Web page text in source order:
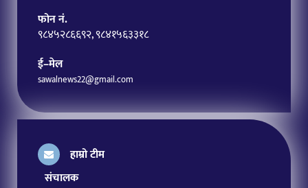
फोन नं.
९८४५२८६६९२, ९८४१५६३३१८
ई–मेल
sawalnews22@gmail.com
हाम्रो टीम
संचालक